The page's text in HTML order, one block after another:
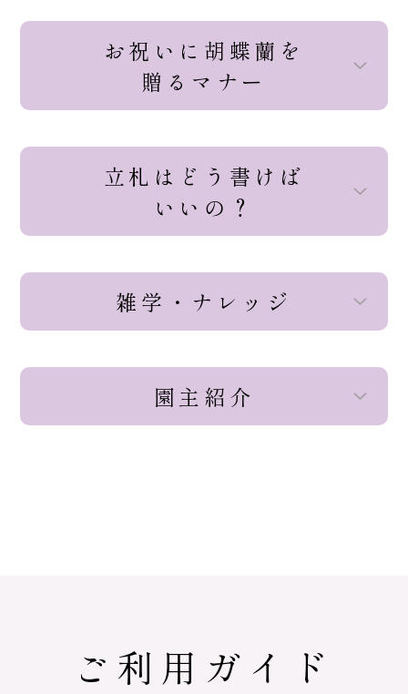
お祝いに胡蝶蘭を
贈るマナー
立札はどう書けば
いいの？
雑学・ナレッジ
園主紹介
ご利用ガイド